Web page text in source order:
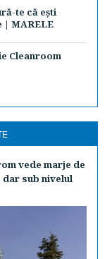
te că ești
| MARELE
Cleanroom
vede marje de
sub nivelul